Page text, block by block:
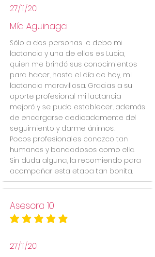
27/11/20
Mía Aguinaga
Sólo a dos personas le debo mi
lactancia y una de ellas es Lucia,
quien me brindó sus conocimientos
para hacer, hasta el día de hoy, mi
lactancia maravillosa. Gracias a su
aporte profesional mi lactancia
mejoró y se pudo establecer, además
de encargarse dedicadamente del
seguimiento y darme ánimos.
Pocos profesionales conozco tan
humanos y bondadosos como ella.
Sin duda alguna, la recomiendo para
acompañar esta etapa tan bonita.
Asesora 10
la calificación promedio es 5 de 5
27/11/20